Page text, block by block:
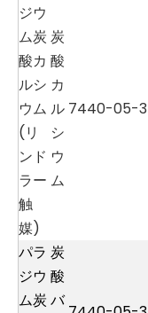
ジウ
ム炭
酸カ
ルシ
ウム
(リ
ンド
ラー
触
媒)
炭
酸
カ
ル
シ
ウ
ム
7440-05-3
パラ
ジウ
ム炭
炭
酸
バ